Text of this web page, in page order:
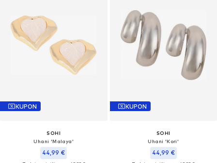
KUPON
SOHI
Uhani 'Malaya'
44,99 €
KUPON
SOHI
Uhani 'Kori'
44,99 €